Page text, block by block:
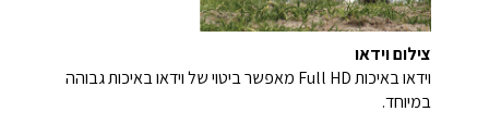
צילום וידאו
וידאו באיכות Full HD מאפשר ביטוי של וידאו באיכות גבוהה
במיוחד.